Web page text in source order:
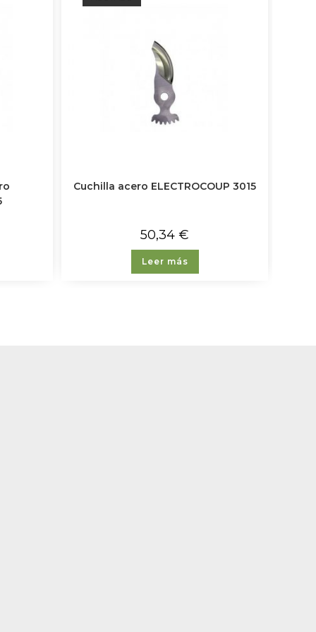
Cuchilla acero ELECTROCOUP 3015
50,34 €
Leer más